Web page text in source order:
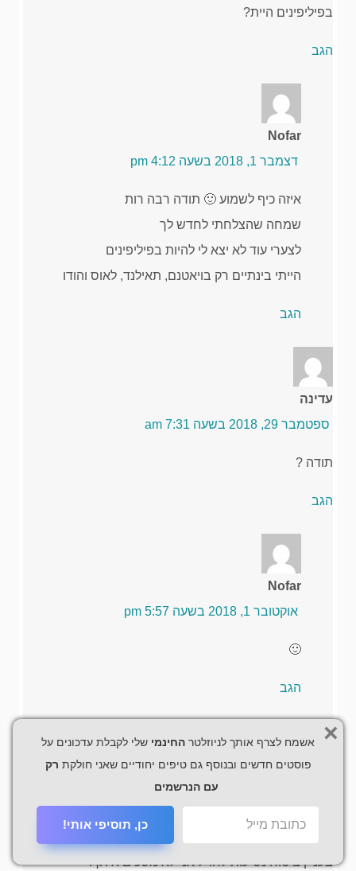
בפיליפינים היית?
הגב
Nofar
דצמבר 1, 2018 בשעה 4:12 pm
איזה כיף לשמוע 🙂 תודה רבה רות
שמחה שהצלחתי לחדש לך
לצערי עוד לא יצא לי להיות בפיליפינים
הייתי בינתיים רק בויאטנם, תאילנד, לאוס והודו
הגב
עדינה
ספטמבר 29, 2018 בשעה 7:31 am
תודה ?
הגב
Nofar
אוקטובר 1, 2018 בשעה 5:57 pm
🙂
הגב
איתן
בעניין ביטוח נסיעות לחו"ל אני לא מסכים איתך.
אשמח לצרף אותך לניוזלטר החינמי שלי לקבלת עדכונים על
פוסטים חדשים ובנוסף גם טיפים יחודיים שאני חולקת רק
עם הנרשמים
כן, תוסיפי אותי!
×